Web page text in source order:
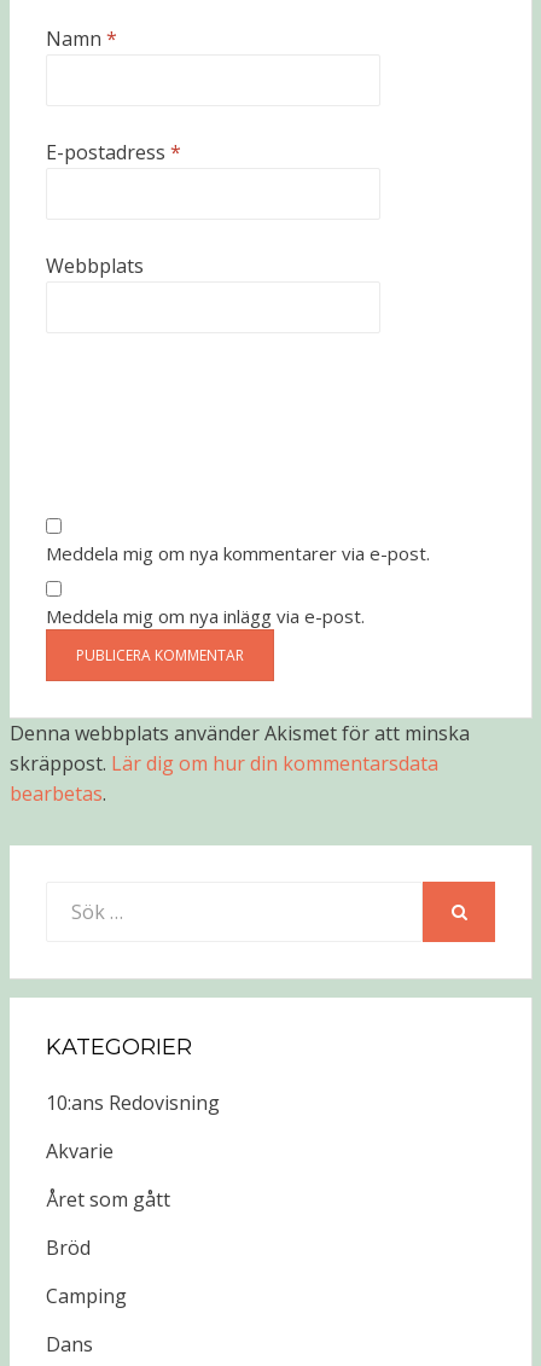
Namn *
E-postadress *
Webbplats
Meddela mig om nya kommentarer via e-post.
Meddela mig om nya inlägg via e-post.
Denna webbplats använder Akismet för att minska
skräppost. Lär dig om hur din kommentarsdata
bearbetas.
efter:
KATEGORIER
10:ans Redovisning
Akvarie
Året som gått
Bröd
Camping
Dans